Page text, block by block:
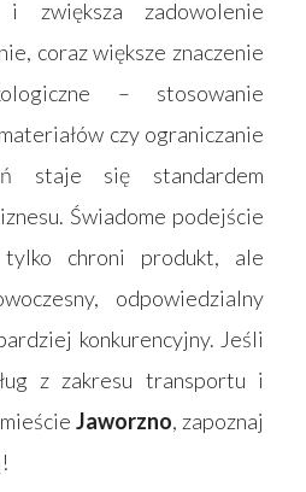
zwiększa zadowolenie
coraz większe znaczenie
– stosowanie
czy ograniczanie
staje się standardem
Świadome podejście
chroni produkt, ale
odpowiedzialny
konkurencyjny. Jeśli
z zakresu transportu i
Jaworzno, zapoznaj